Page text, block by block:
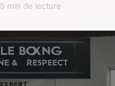
5 min de lecture